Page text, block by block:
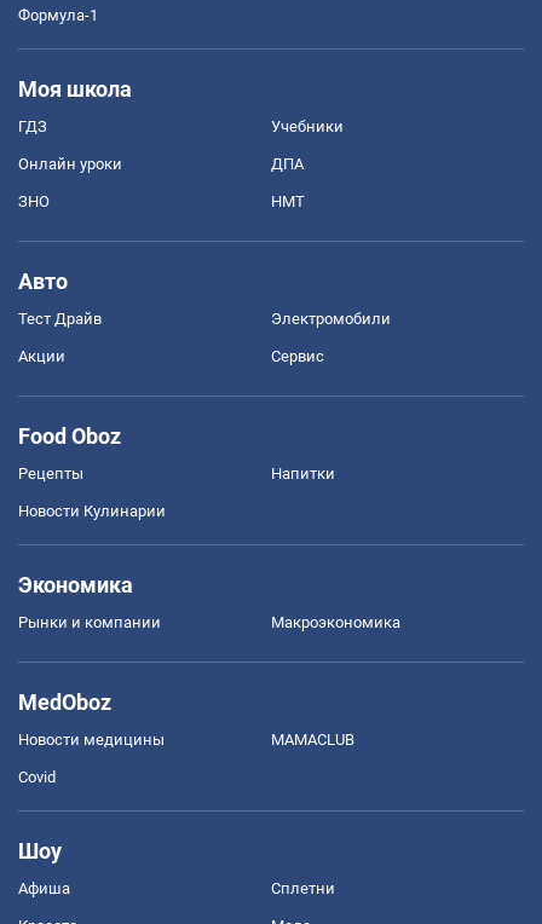
Формула-1
Моя школа
ГДЗ Учебники
Онлайн уроки ДПА
ЗНО НМТ
Авто
Тест Драйв Электромобили
Акции Сервис
Food Oboz
Рецепты Напитки
Новости Кулинарии
Экономика
Рынки и компании Mакроэкономика
MedOboz
Новости медицины MAMACLUB
Covid
Шоу
Афиша Сплетни